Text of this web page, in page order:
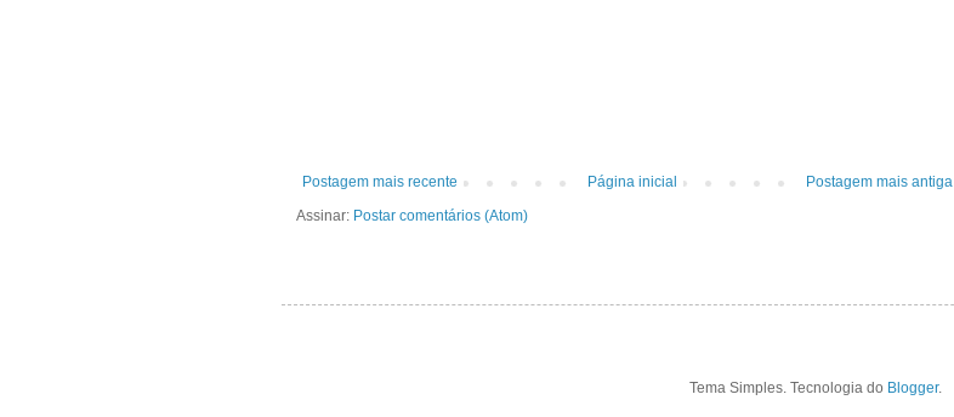
Postagem mais recente Postagem mais antiga
Página inicial
Assinar: Postar comentários (Atom)
Tema Simples. Tecnologia do Blogger.